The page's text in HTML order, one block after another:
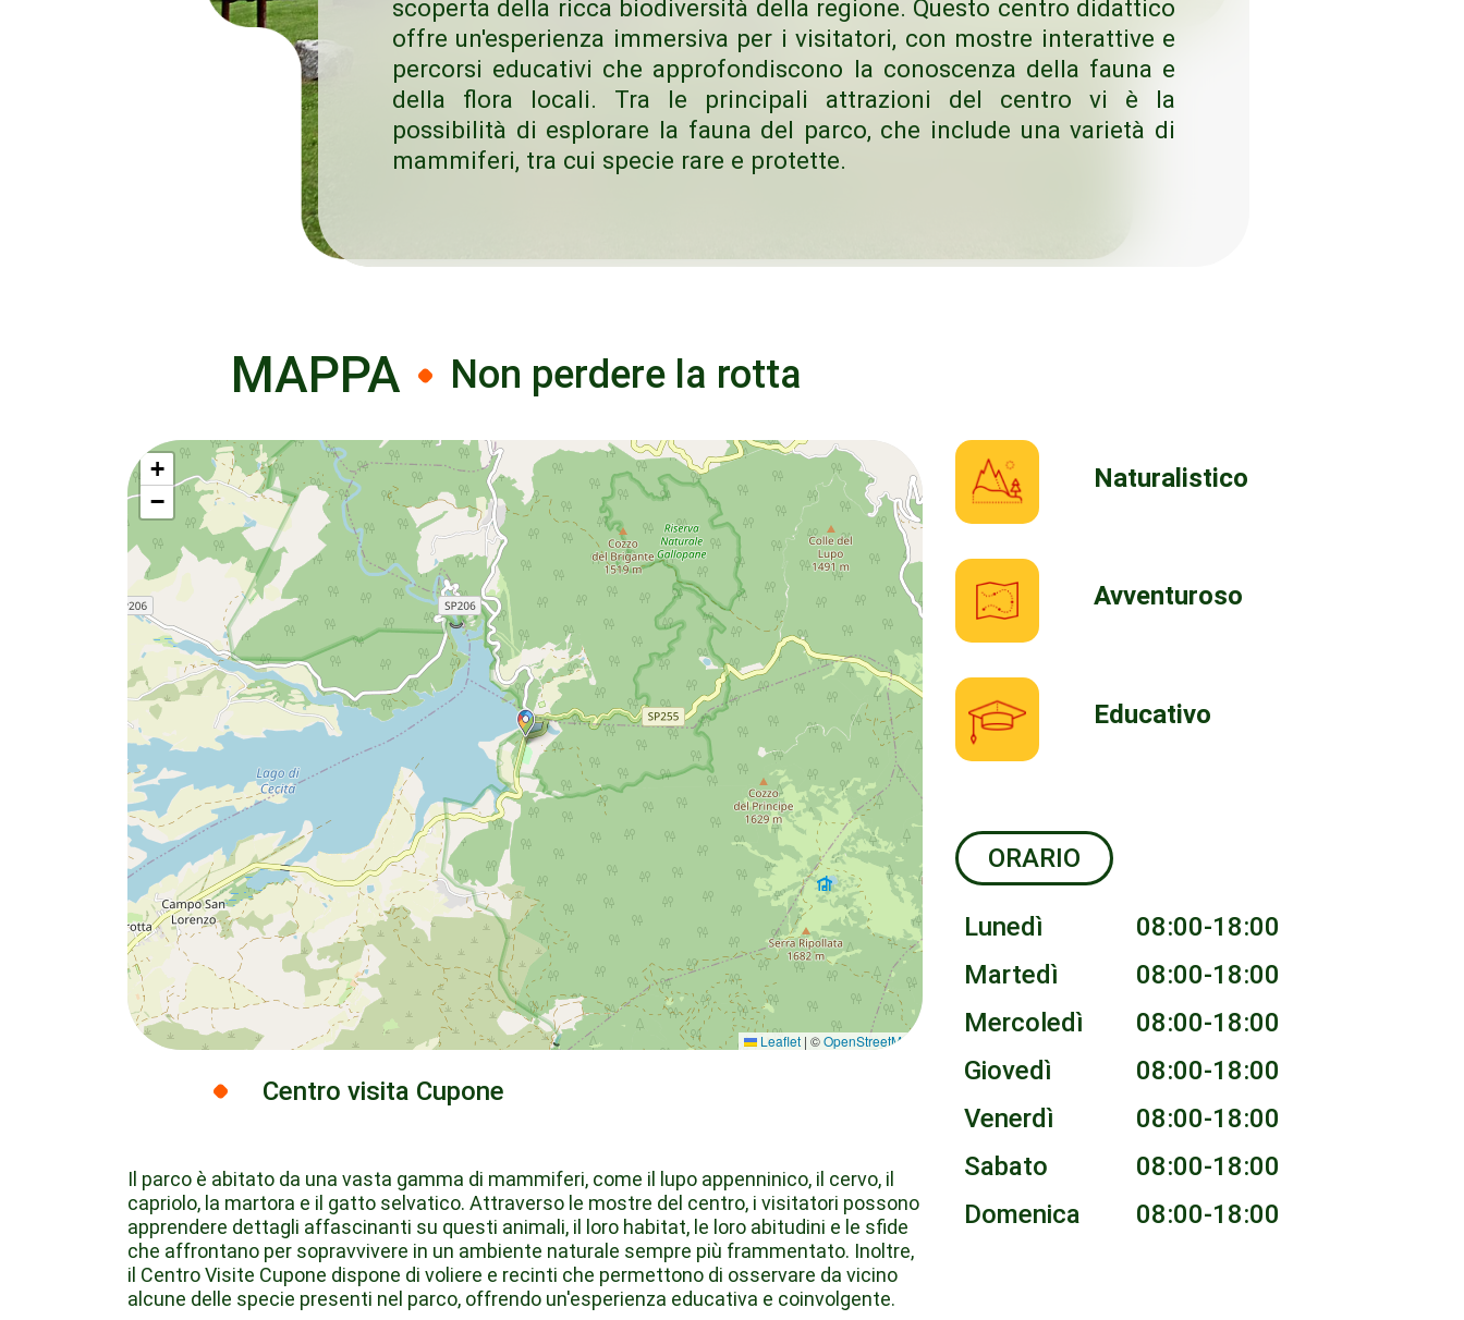
scoperta della ricca biodiversità della regione. Questo centro didattico
offre un'esperienza immersiva per i visitatori, con mostre interattive e
percorsi educativi che approfondiscono la conoscenza della fauna e
della flora locali. Tra le principali attrazioni del centro vi è la
possibilità di esplorare la fauna del parco, che include una varietà di
mammiferi, tra cui specie rare e protette.
MAPPA Non perdere la rotta
+
−
Leaflet | ©OpenStreetMap
Centro visita Cupone
Il parco è abitato da una vasta gamma di mammiferi, come il lupo appenninico, il cervo, il
capriolo, la martora e il gatto selvatico. Attraverso le mostre del centro, i visitatori possono
apprendere dettagli affascinanti su questi animali, il loro habitat, le loro abitudini e le sfide
che affrontano per sopravvivere in un ambiente naturale sempre più frammentato. Inoltre,
il Centro Visite Cupone dispone di voliere e recinti che permettono di osservare da vicino
alcune delle specie presenti nel parco, offrendo un'esperienza educativa e coinvolgente.
Naturalistico
Avventuroso
Educativo
ORARIO
Lunedì
08:00-18:00
Martedì
08:00-18:00
Mercoledì
08:00-18:00
Giovedì
08:00-18:00
Venerdì
08:00-18:00
Sabato
08:00-18:00
Domenica
08:00-18:00